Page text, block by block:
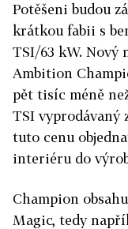
Potěšeni budou
krátkou fabii s
TSI/63 kW. Nový
Ambition
pět tisíc méně
TSI vyprodávaný
tuto cenu
interiéru do
Champion
Magic, tedy